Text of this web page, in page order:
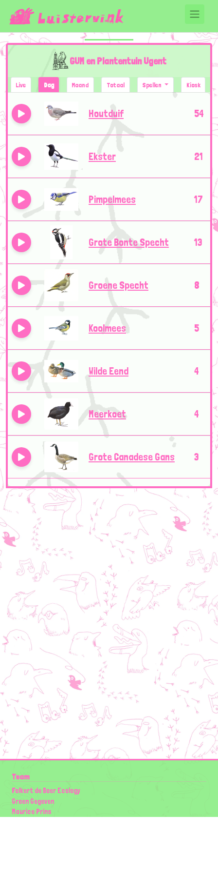
GUM en Plantentuin Ugent
Live Dag Maand Totaal Spellen Kiosk
Houtduif 54
Ekster 21
Pimpelmees 17
Grote Bonte Specht 13
Groene Specht 8
Koolmees 5
Wilde Eend 4
Meerkoet 4
Grote Canadese Gans 3
Team
Folkert de Boer Ecology
Groen Gegeven
Maurice Prins